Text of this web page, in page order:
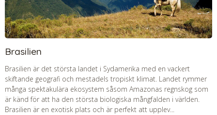
Brasilien
Brasilien är det största landet i Sydamerika med en vackert
skiftande geografi och mestadels tropiskt klimat. Landet rymmer
många spektakulära ekosystem såsom Amazonas regnskog som
är känd för att ha den största biologiska mångfalden i världen.
Brasilien är en exotisk plats och är perfekt att upplev...